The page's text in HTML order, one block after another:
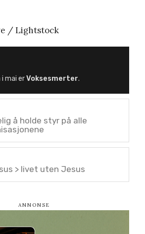
/ Lightstock
i mai erVoksesmerter.
å holde styr på alle
> livet uten Jesus